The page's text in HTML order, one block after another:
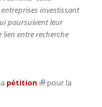
investissant
poursuivent leur
lien entre recherche
pétition
pour la